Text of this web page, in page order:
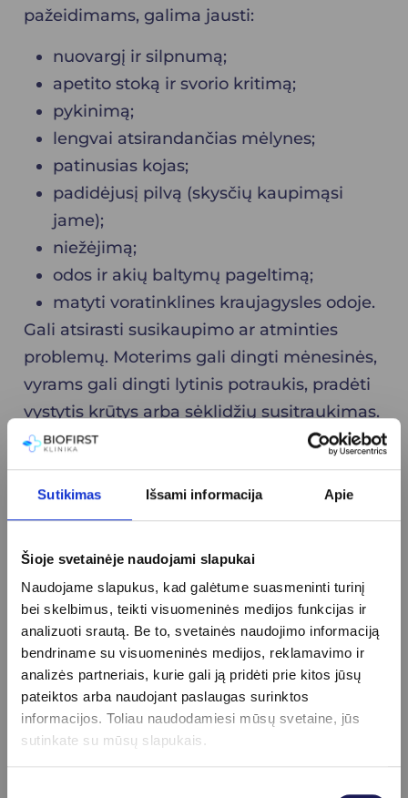
Sutikimas Išsami informacija Apie
Šioje svetainėje naudojami slapukai
Naudojame slapukus, kad galėtume suasmeninti turinį
bei skelbimus, teikti visuomeninės medijos funkcijas ir
analizuoti srautą. Be to, svetainės naudojimo informaciją
bendriname su visuomeninės medijos, reklamavimo ir
analizės partneriais, kurie gali ją pridėti prie kitos jūsų
pateiktos arba naudojant paslaugas surinktos
informacijos. Toliau naudodamiesi mūsų svetaine, jūs
sutinkate su mūsų slapukais.
pažeidimams, galima jausti:
nuovargį ir silpnumą;
apetito stoką ir svorio kritimą;
pykinimą;
lengvai atsirandančias mėlynes;
patinusias kojas;
padidėjusį pilvą (skysčių kaupimąsi
jame);
niežėjimą;
odos ir akių baltymų pageltimą;
matyti voratinklines kraujagysles odoje.
Gali atsirasti susikaupimo ar atminties
problemų. Moterims gali dingti mėnesinės,
vyrams gali dingti lytinis potraukis, pradėti
vystytis krūtys arba sėklidžių susitraukimas.
Kadangi ligos pradžioje simptomai retai
kai pacientas yra tiriamas dėl kitos būklės
ar ligos.
Cirozė yra neišgydoma, todėl gydytojai turi
du šios ligos gydymo tikslus: sustabdyti
kepenų pažeidimą ir užkirsti kelią
komplikacijoms. Gydymas gali būti nuo
tinkamos mitybos, vaistų skyrimo iki